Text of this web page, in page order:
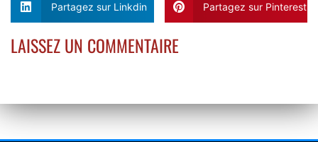
Partagez sur Linkdin Partagez sur Pinterest
LAISSEZ UN COMMENTAIRE